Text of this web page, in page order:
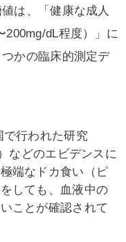
は、
「健康な成人
200mg/dL程度）」に
かの臨床的測定デ
で行われた研究
などのエビデンスに
端なドカ食い（ピ
しても、血液中の
ことが確認されて